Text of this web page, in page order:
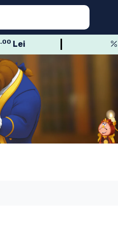
.00 Lei